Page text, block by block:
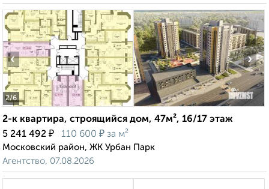
2/6
‹ ›
2-к квартира, строящийся дом, 47м², 16/17 этаж
5 241 492 ₽ 110 600 ₽ за м²
Московский район, ЖК Урбан Парк
Агентство, 07.08.2026